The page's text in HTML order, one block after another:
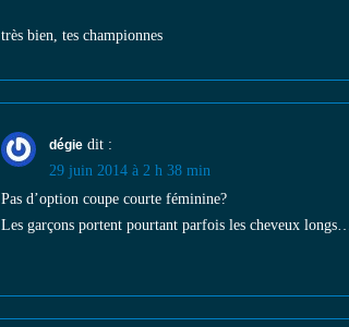
très bien, tes championnes
dégie dit :
29 juin 2014 à 2 h 38 min
Pas d’option coupe courte féminine?
Les garçons portent pourtant parfois les cheveux longs….